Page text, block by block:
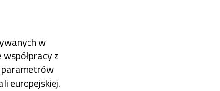
w
z
parametrów
europejskiej.